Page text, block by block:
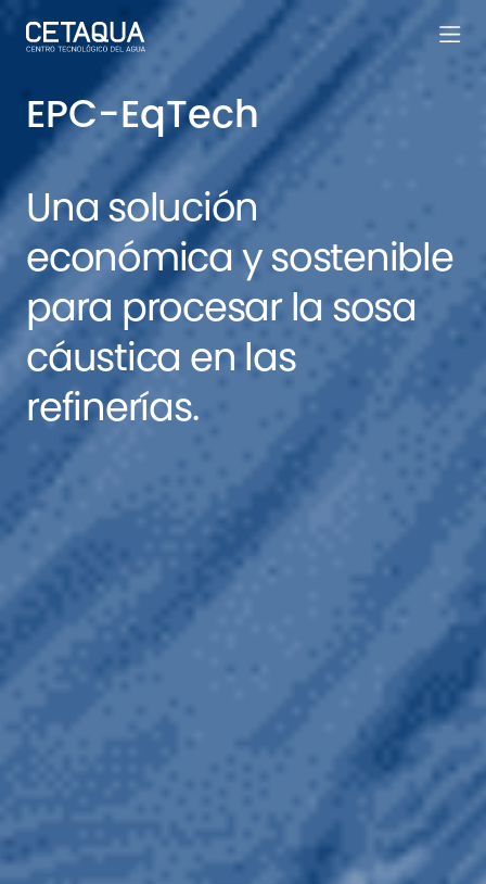
EPC-EqTech
Una solución
económica y sostenible
para procesar la sosa
cáustica en las
refinerías.